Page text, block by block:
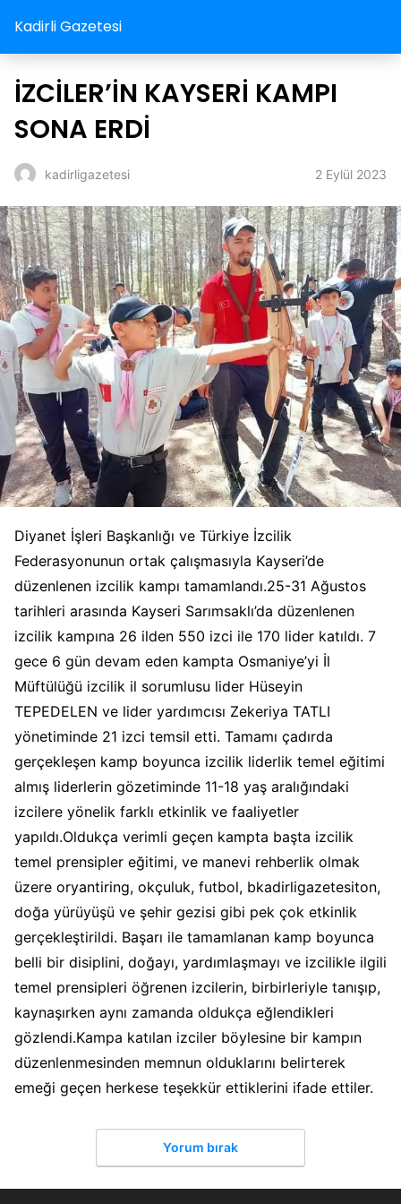
Kadirli Gazetesi
İZCİLER’İN KAYSERİ KAMPI
SONA ERDİ
kadirligazetesi 2 Eylül 2023
Diyanet İşleri Başkanlığı ve Türkiye İzcilik
Federasyonunun ortak çalışmasıyla Kayseri’de
düzenlenen izcilik kampı tamamlandı.25-31 Ağustos
tarihleri arasında Kayseri Sarımsaklı’da düzenlenen
izcilik kampına 26 ilden 550 izci ile 170 lider katıldı. 7
gece 6 gün devam eden kampta Osmaniye’yi İl
Müftülüğü izcilik il sorumlusu lider Hüseyin
TEPEDELEN ve lider yardımcısı Zekeriya TATLI
yönetiminde 21 izci temsil etti. Tamamı çadırda
gerçekleşen kamp boyunca izcilik liderlik temel eğitimi
almış liderlerin gözetiminde 11-18 yaş aralığındaki
izcilere yönelik farklı etkinlik ve faaliyetler
yapıldı.Oldukça verimli geçen kampta başta izcilik
temel prensipler eğitimi, ve manevi rehberlik olmak
üzere oryantiring, okçuluk, futbol, bkadirligazetesiton,
doğa yürüyüşü ve şehir gezisi gibi pek çok etkinlik
gerçekleştirildi. Başarı ile tamamlanan kamp boyunca
belli bir disiplini, doğayı, yardımlaşmayı ve izcilikle ilgili
temel prensipleri öğrenen izcilerin, birbirleriyle tanışıp,
kaynaşırken aynı zamanda oldukça eğlendikleri
gözlendi.Kampa katılan izciler böylesine bir kampın
düzenlenmesinden memnun olduklarını belirterek
emeği geçen herkese teşekkür ettiklerini ifade ettiler.
Yorum bırak